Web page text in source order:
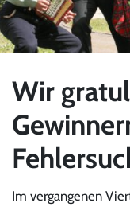
Wir
Im vergangenen